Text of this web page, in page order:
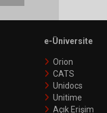
e-Üniversite
Orion
CATS
Unidocs
Unitime
Açık Erişim